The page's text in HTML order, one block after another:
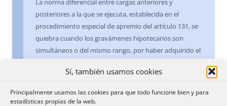
Sí, también usamos cookies
Principalmente usamos las cookies para que todo funcione bien y para
estadísticas propias de la web.
La norma diferencial entre cargas anteriores y
posteriores a la que se ejecuta, establecida en el
procedimiento especial de apremio del artículo 131, se
quiebra cuando los gravámenes hipotecarios son
simultáneos o del mismo rango, por haber adquirido el
mancomunidad, y plantea, al ejecutar uno de los
no tienen fácil solución dentro del procedimiento, no